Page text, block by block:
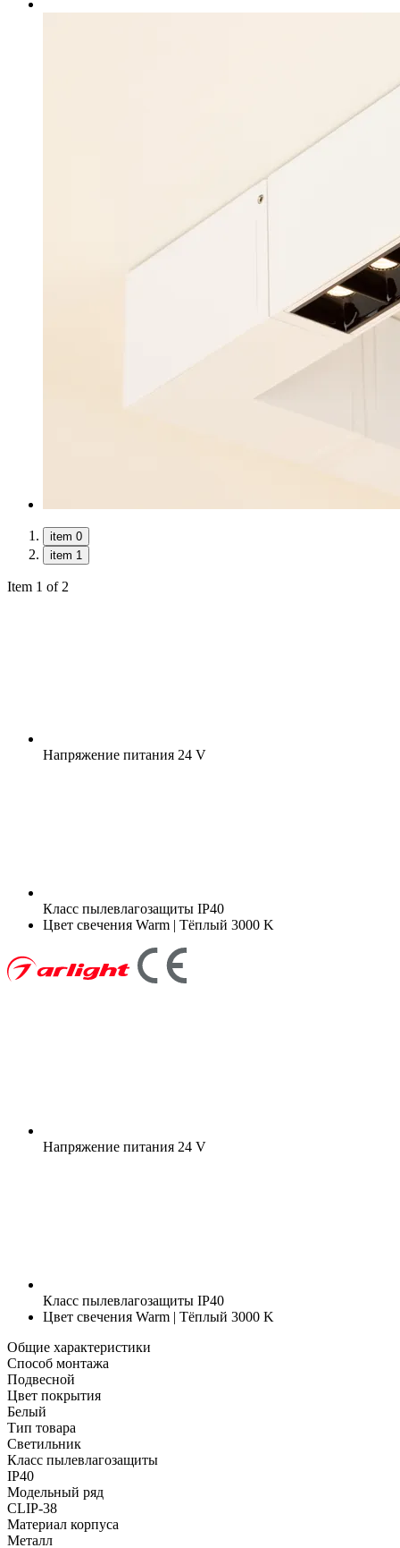
item 0
item 1
Item 1 of 2
Напряжение питания 24 V
Класс пылевлагозащиты IP40
Цвет свечения Warm | Тёплый 3000 K
Напряжение питания 24 V
Класс пылевлагозащиты IP40
Цвет свечения Warm | Тёплый 3000 K
Общие характеристики
Способ монтажа
Подвесной
Цвет покрытия
Белый
Тип товара
Светильник
Класс пылевлагозащиты
IP40
Модельный ряд
CLIP-38
Материал корпуса
Металл